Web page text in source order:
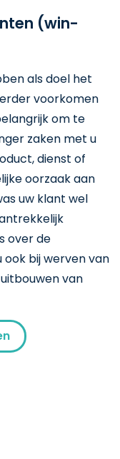
(win-
als doel het
voorkomen
om te
zaken met u
dienst of
oorzaak aan
uw klant wel
over de
bij werven van
van